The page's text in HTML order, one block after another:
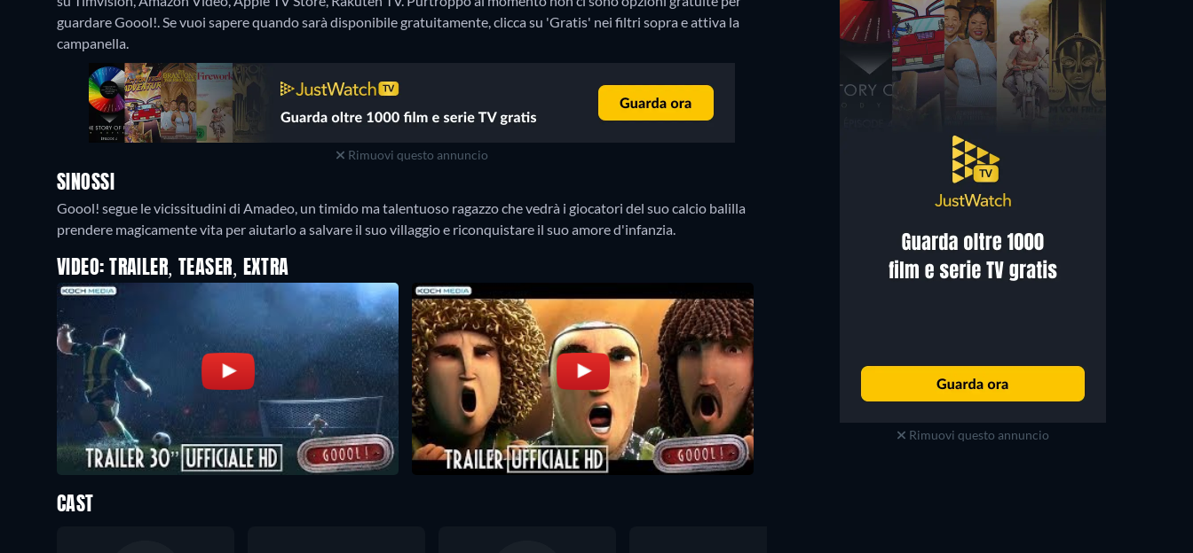
guardare Goool!. Se vuoi sapere quando sarà disponibile gratuitamente, clicca su 'Gratis' nei filtri sopra e attiva la
campanella.
Rimuovi questo annuncio
SINOSSI
Goool! segue le vicissitudini di Amadeo, un timido ma talentuoso ragazzo che vedrà i giocatori del suo calcio balilla
prendere magicamente vita per aiutarlo a salvare il suo villaggio e riconquistare il suo amore d'infanzia.
VIDEO: TRAILER, TEASER, EXTRA
Rimuovi questo annuncio
CAST